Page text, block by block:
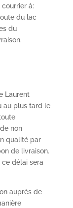
à:
du lac
du
Laurent
au plus tard le
non
qualité par
de livraison.
délai sera
auprès de